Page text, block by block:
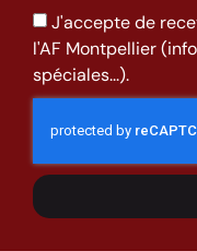
J'accepte de
l'AF Montpellier
spéciales...).